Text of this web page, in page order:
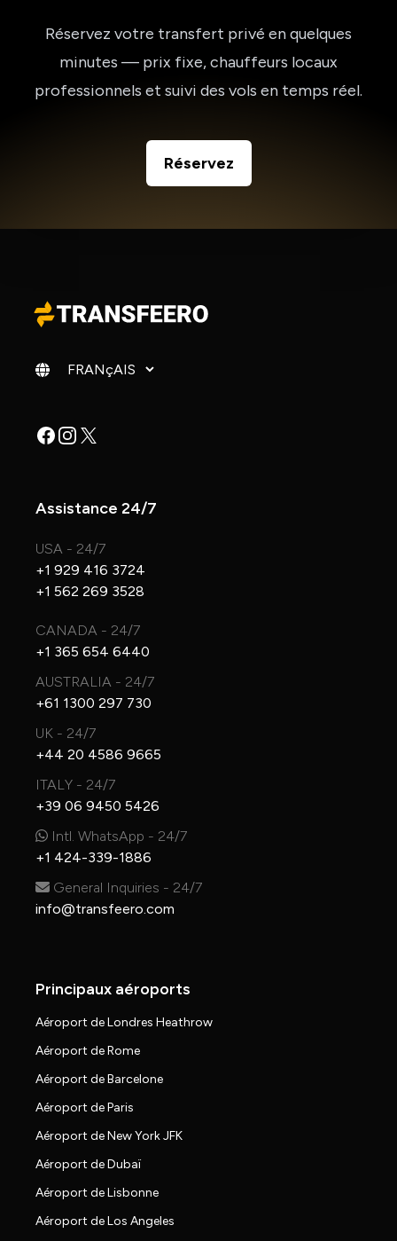
Réservez votre transfert privé en quelques
minutes — prix fixe, chauffeurs locaux
professionnels et suivi des vols en temps réel.
Réservez
Changer de langue
Facebook
Instagram
X
Assistance 24/7
USA - 24/7
+1 929 416 3724
+1 562 269 3528
CANADA - 24/7
+1 365 654 6440
AUSTRALIA - 24/7
+61 1300 297 730
UK - 24/7
+44 20 4586 9665
ITALY - 24/7
+39 06 9450 5426
Intl. WhatsApp - 24/7
+1 424-339-1886
General Inquiries - 24/7
info@transfeero.com
Principaux aéroports
Aéroport de Londres Heathrow
Aéroport de Rome
Aéroport de Barcelone
Aéroport de Paris
Aéroport de New York JFK
Aéroport de Dubaï
Aéroport de Lisbonne
Aéroport de Los Angeles